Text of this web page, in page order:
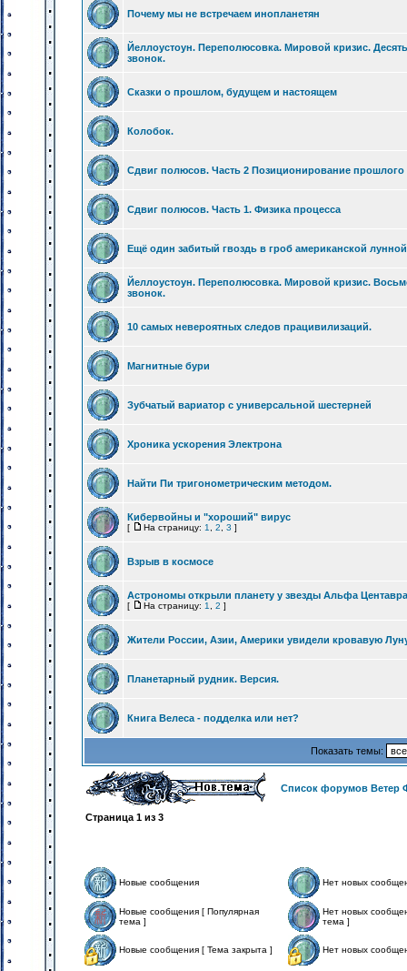
Почему мы не встречаем инопланетян
Йеллоустоун. Переполюсовка. Мировой кризис.
звонок.
Сказки о прошлом, будущем и настоящем
Колобок.
Сдвиг полюсов. Часть 2 Позиционирование
Сдвиг полюсов. Часть 1. Физика процесса
Ещё один забитый гвоздь в гроб американской
Йеллоустоун. Переполюсовка. Мировой кризис.
звонок.
10 самых невероятных следов працивилизаций.
Магнитные бури
Зубчатый вариатор с универсальной шестерней
Хроника ускорения Электрона
Найти Пи тригонометрическим методом.
Кибервойны и "хороший" вирус
[ На страницу: 1 2 3 ]
Взрыв в космосе
Астрономы открыли планету у звезды Альфа Центавра
[ На страницу: 1 2 ]
Жители России, Азии, Америки увидели кровавую
Планетарный рудник. Версия.
Книга Велеса - подделка или нет?
Показать темы:
Список форумов Ветер
Страница 1 из 3
Новые сообщения Нет новых
Новые сообщения [ Популярная
тема ]
Нет новых
тема ]
Новые сообщения [ Тема закрыта ] Нет новых